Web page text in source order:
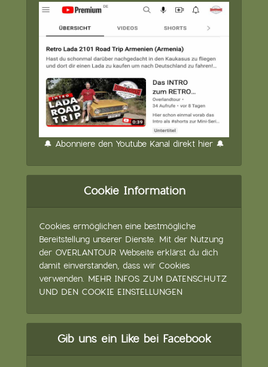
🔔 Abonniere den Youtube Kanal direkt hier 🔔
Cookie Information
Cookies ermöglichen eine bestmögliche
Bereitstellung unserer Dienste. Mit der Nutzung
der OVERLANTOUR Webseite erklärst du dich
damit einverstanden, dass wir Cookies
verwenden. MEHR INFOS ZUM DATENSCHUTZ
UND DEN COOKIE EINSTELLUNGEN
Gib uns ein Like bei Facebook